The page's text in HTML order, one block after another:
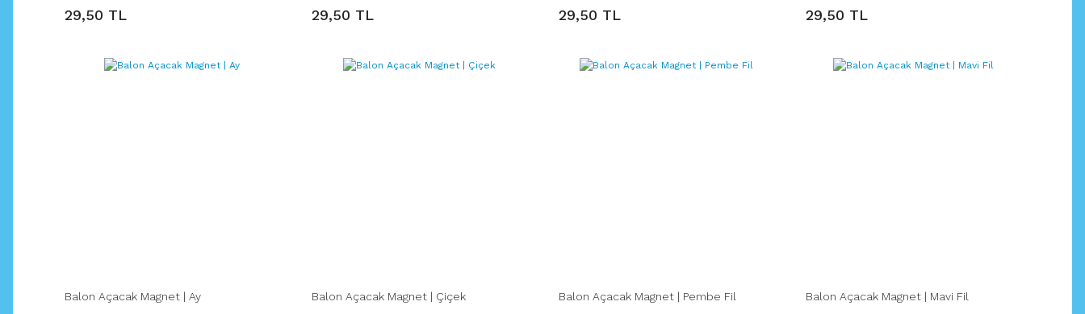
29,50 TL 29,50 TL 29,50 TL 29,50 TL
Balon Açacak Magnet | Ay Balon Açacak Magnet | Çiçek Balon Açacak Magnet | Pembe Fil Balon Açacak Magnet | Mavi Fil